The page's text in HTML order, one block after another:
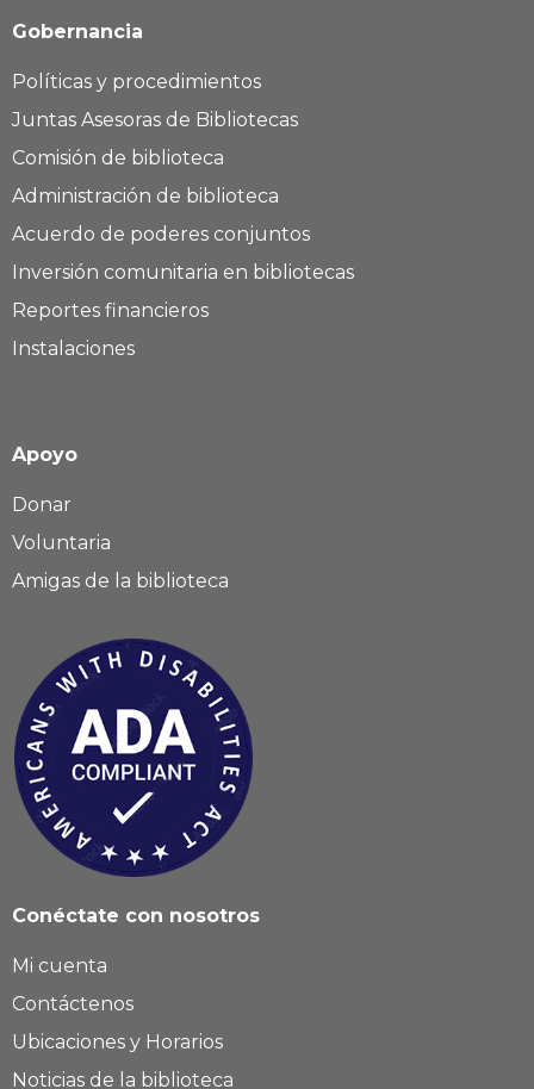
Gobernancia
Políticas y procedimientos
Juntas Asesoras de Bibliotecas
Comisión de biblioteca
Administración de biblioteca
Acuerdo de poderes conjuntos
Inversión comunitaria en bibliotecas
Reportes financieros
Instalaciones
Apoyo
Donar
Voluntaria
Amigas de la biblioteca
Conéctate con nosotros
Mi cuenta
Contáctenos
Ubicaciones y Horarios
Noticias de la biblioteca